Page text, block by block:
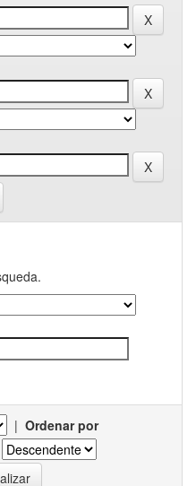
| Ordenar por